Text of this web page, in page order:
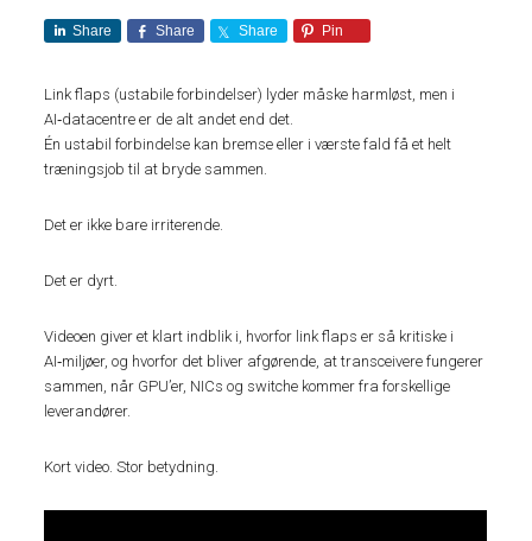
Share Share Share Pin
Link flaps (ustabile forbindelser) lyder måske harmløst, men i
AI‑datacentre er de alt andet end det.
Én ustabil forbindelse kan bremse eller i værste fald få et helt
træningsjob til at bryde sammen.
Det er ikke bare irriterende.
Det er dyrt.
Videoen giver et klart indblik i, hvorfor link flaps er så kritiske i
AI‑miljøer, og hvorfor det bliver afgørende, at transceivere fungerer
sammen, når GPU’er, NICs og switche kommer fra forskellige
leverandører.
Kort video. Stor betydning.